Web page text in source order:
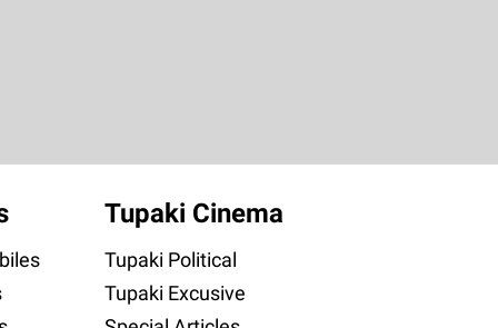
Tupaki Cinema
Tupaki Political
Tupaki Excusive